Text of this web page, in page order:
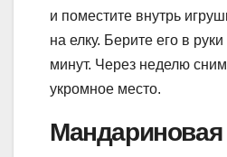
и поместите внутрь
на елку. Берите его в
минут. Через неделю
укромное место.
Мандариновая